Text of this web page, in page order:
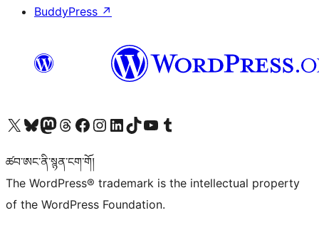
BuddyPress ↗
Visit our X (formerly Twitter) account
Visit our Bluesky account
Visit our Mastodon account
Visit our Threads account
Visit our Facebook page
Visit our Instagram account
Visit our LinkedIn account
Visit our TikTok account
Visit our YouTube channel
Visit our Tumblr account
ཚབ་ཨང་ནི་སྙན་ངག་གོ།
The WordPress® trademark is the intellectual property
of the WordPress Foundation.